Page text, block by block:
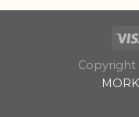
Copyright